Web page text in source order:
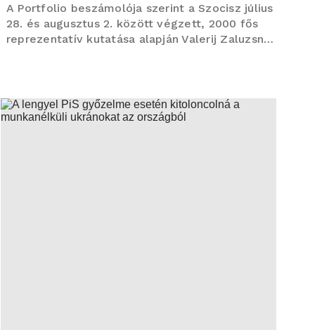
A Portfolio beszámolója szerint a Szocisz július
28. és augusztus 2. között végzett, 2000 fős
reprezentatív kutatása alapján Valerij Zaluzsnij